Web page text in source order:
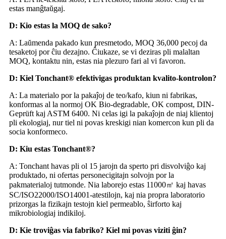
estas manĝtaŭgaj.
D: Kio estas la MOQ de sako?
A: Laŭmenda pakado kun presmetodo, MOQ 36,000 pecoj da
tesaketoj por ĉiu dezajno. Ĉiukaze, se vi deziras pli malaltan
MOQ, kontaktu nin, estas nia plezuro fari al vi favoron.
D: Kiel Tonchant® efektivigas produktan kvalito-kontrolon?
A: La materialo por la pakaĵoj de teo/kafo, kiun ni fabrikas,
konformas al la normoj OK Bio-degradable, OK compost, DIN-
Geprüft kaj ASTM 6400. Ni celas igi la pakaĵojn de niaj klientoj
pli ekologiaj, nur tiel ni povas kreskigi nian komercon kun pli da
socia konformeco.
D: Kiu estas Tonchant®?
A: Tonchant havas pli ol 15 jarojn da sperto pri disvolviĝo kaj
produktado, ni ofertas personecigitajn solvojn por la
pakmaterialoj tutmonde. Nia laborejo estas 11000㎡ kaj havas
SC/ISO22000/ISO14001-atestilojn, kaj nia propra laboratorio
prizorgas la fizikajn testojn kiel permeablo, ŝirforto kaj
mikrobiologiaj indikiloj.
D: Kie troviĝas via fabriko? Kiel mi povas viziti ĝin?